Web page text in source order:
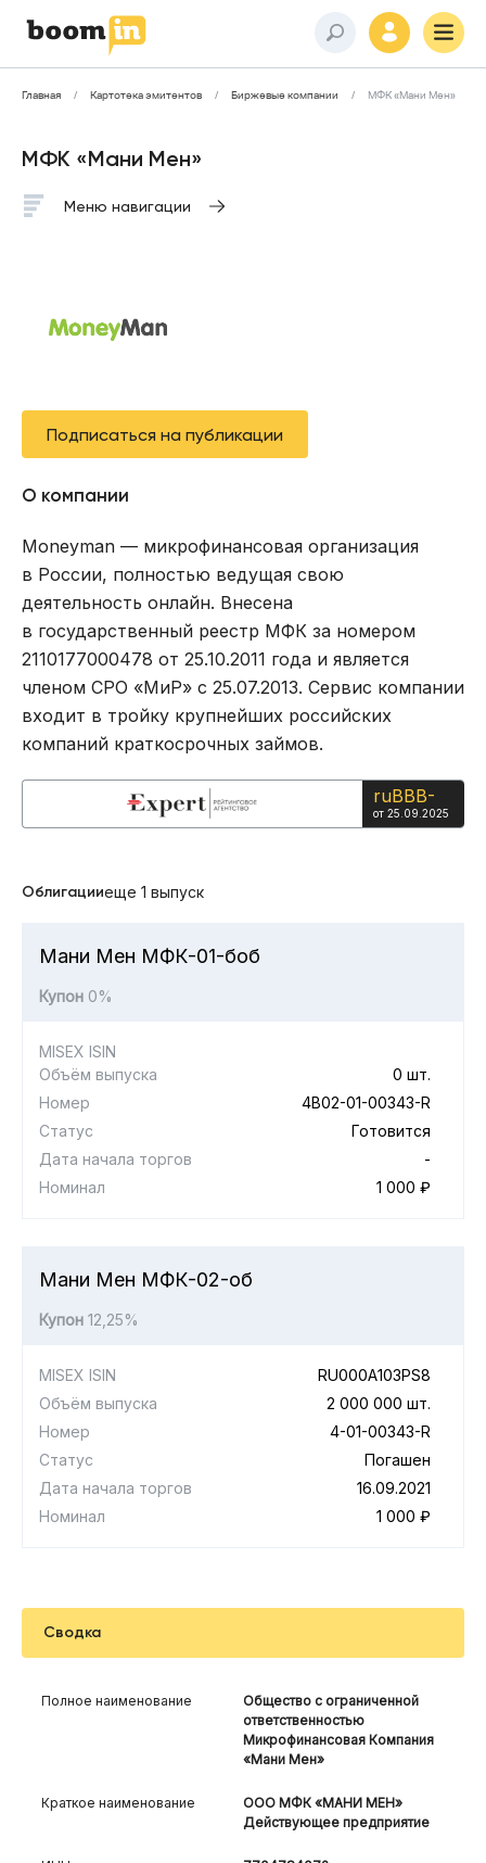
Главная Картотека эмитентов Биржевые компании МФК «Мани Мен»
МФК «Мани Мен»
Меню навигации
Подписаться на публикации
О компании
Moneyman — микрофинансовая организация
в России, полностью ведущая свою
деятельность онлайн. Внесена
в государственный реестр МФК за номером
2110177000478 от 25.10.2011 года и является
членом СРО «МиР» с 25.07.2013. Сервис компании
входит в тройку крупнейших российских
компаний краткосрочных займов.
ruBBB-
от 25.09.2025
Облигацииеще 1 выпуск
Мани Мен МФК-01-боб
Купон 0%
MISEX ISIN
Объём выпуска
0 шт.
Номер
4B02-01-00343-R
Статус
Готовится
Дата начала торгов
-
Номинал
1 000 ₽
Мани Мен МФК-02-об
Купон 12,25%
MISEX ISIN
RU000A103PS8
Объём выпуска
2 000 000 шт.
Номер
4-01-00343-R
Статус
Погашен
Дата начала торгов
16.09.2021
Номинал
1 000 ₽
Сводка
Полное наименование
Общество с ограниченной
ответственностью
Микрофинансовая Компания
«Мани Мен»
Краткое наименование
ООО МФК «МАНИ МЕН»
Действующее предприятие